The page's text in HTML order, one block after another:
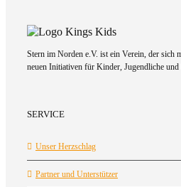
Stern im Norden e.V. ist ein Verein, der sich
neuen Initiativen für Kinder, Jugendliche
SERVICE
Unser Herzschlag
Partner und Unterstützer